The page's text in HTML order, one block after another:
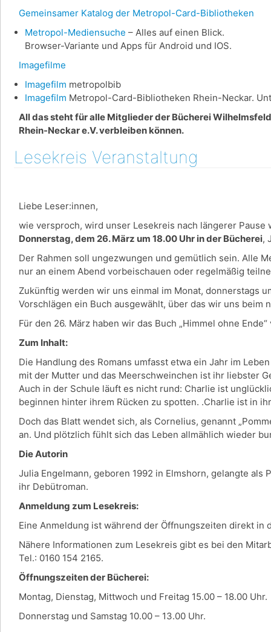
Gemeinsamer Katalog der Metropol-Card-Bibliotheken
Metropol-Mediensuche – Alles auf einen Blick.
Browser-Variante und Apps für Android und IOS.
Imagefilme
Imagefilm metropolbib
Imagefilm Metropol-Card-Bibliotheken Rhein-Neckar.
All das steht für alle Mitglieder der Bücherei
Rhein-Neckar e.V. verbleiben können.
Lesekreis Veranstaltung
Liebe Leser:innen,
wie versproch, wird unser Lesekreis nach längerer
Donnerstag, dem 26. März um 18.00 Uhr in der Bücherei,
Der Rahmen soll ungezwungen und gemütlich sein. Alle
nur an einem Abend vorbeischauen oder regelmäßig
Zukünftig werden wir uns einmal im Monat, donnerstags
Vorschlägen ein Buch ausgewählt, über das wir uns beim
Für den 26. März haben wir das Buch „Himmel ohne
Zum Inhalt:
Die Handlung des Romans umfasst etwa ein Jahr im
mit der Mutter und das Meerschweinchen ist ihr liebster
Auch in der Schule läuft es nicht rund: Charlie ist
beginnen hinter ihrem Rücken zu spotten. .Charlie ist in
Doch das Blatt wendet sich, als Cornelius, genannt
an. Und plötzlich fühlt sich das Leben allmählich wieder
Die Autorin
Julia Engelmann, geboren 1992 in Elmshorn, gelangte
ihr Debütroman.
Anmeldung zum Lesekreis:
Eine Anmeldung ist während der Öffnungszeiten direkt
Nähere Informationen zum Lesekreis gibt es bei den
Tel.: 0160 154 2165.
Öffnungszeiten der Bücherei:
Montag, Dienstag, Mittwoch und Freitag 15.00 – 18.00 Uhr.
Donnerstag und Samstag 10.00 – 13.00 Uhr.